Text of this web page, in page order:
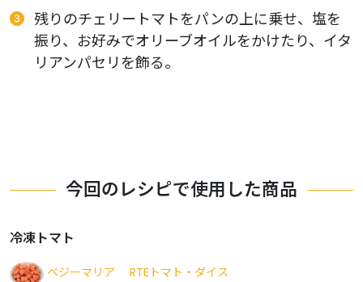
残りのチェリートマトをパンの上に乗せ、塩を
振り、お好みでオリーブオイルをかけたり、イタ
リアンパセリを飾る。
今回のレシピで使用した商品
冷凍トマト
ベジーマリア RTEトマト・ダイス